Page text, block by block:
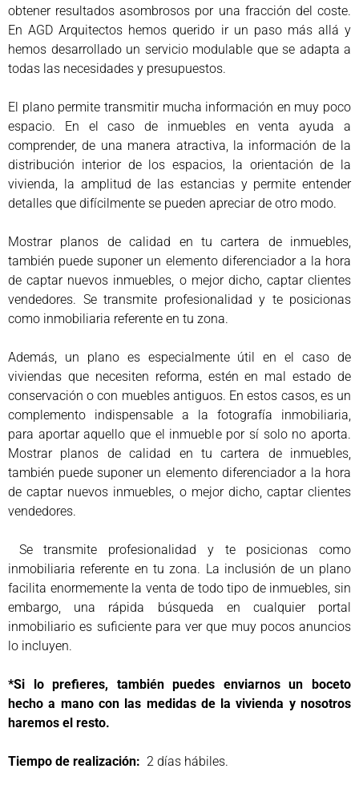
obtener resultados asombrosos por una fracción del coste.
En AGD Arquitectos hemos querido ir un paso más allá y
hemos desarrollado un servicio modulable que se adapta a
todas las necesidades y presupuestos.
El plano permite transmitir mucha información en muy poco
espacio. En el caso de inmuebles en venta ayuda a
comprender, de una manera atractiva, la información de la
distribución interior de los espacios, la orientación de la
vivienda, la amplitud de las estancias y permite entender
detalles que difícilmente se pueden apreciar de otro modo.
Mostrar planos de calidad en tu cartera de inmuebles,
también puede suponer un elemento diferenciador a la hora
de captar nuevos inmuebles, o mejor dicho, captar clientes
vendedores. Se transmite profesionalidad y te posicionas
como inmobiliaria referente en tu zona.
Además, un plano es especialmente útil en el caso de
viviendas que necesiten reforma, estén en mal estado de
conservación o con muebles antiguos. En estos casos, es un
complemento indispensable a la fotografía inmobiliaria,
para aportar aquello que el inmueble por sí solo no aporta.
Mostrar planos de calidad en tu cartera de inmuebles,
también puede suponer un elemento diferenciador a la hora
de captar nuevos inmuebles, o mejor dicho, captar clientes
vendedores.
Se transmite profesionalidad y te posicionas como
inmobiliaria referente en tu zona. La inclusión de un plano
facilita enormemente la venta de todo tipo de inmuebles, sin
embargo, una rápida búsqueda en cualquier portal
inmobiliario es suficiente para ver que muy pocos anuncios
lo incluyen.
*Si lo prefieres, también puedes enviarnos un boceto
hecho a mano con las medidas de la vivienda y nosotros
haremos el resto.
Tiempo de realización: 2 días hábiles.